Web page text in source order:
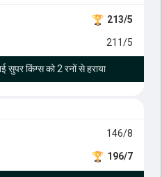
213/5
211/5
किंग्स को 2 रनों से हराया
146/8
196/7